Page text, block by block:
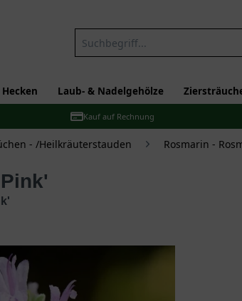
Hecken Laub- & Nadelgehölze
Kauf auf Rechnung
- /Heilkräuterstauden Rosmarin -